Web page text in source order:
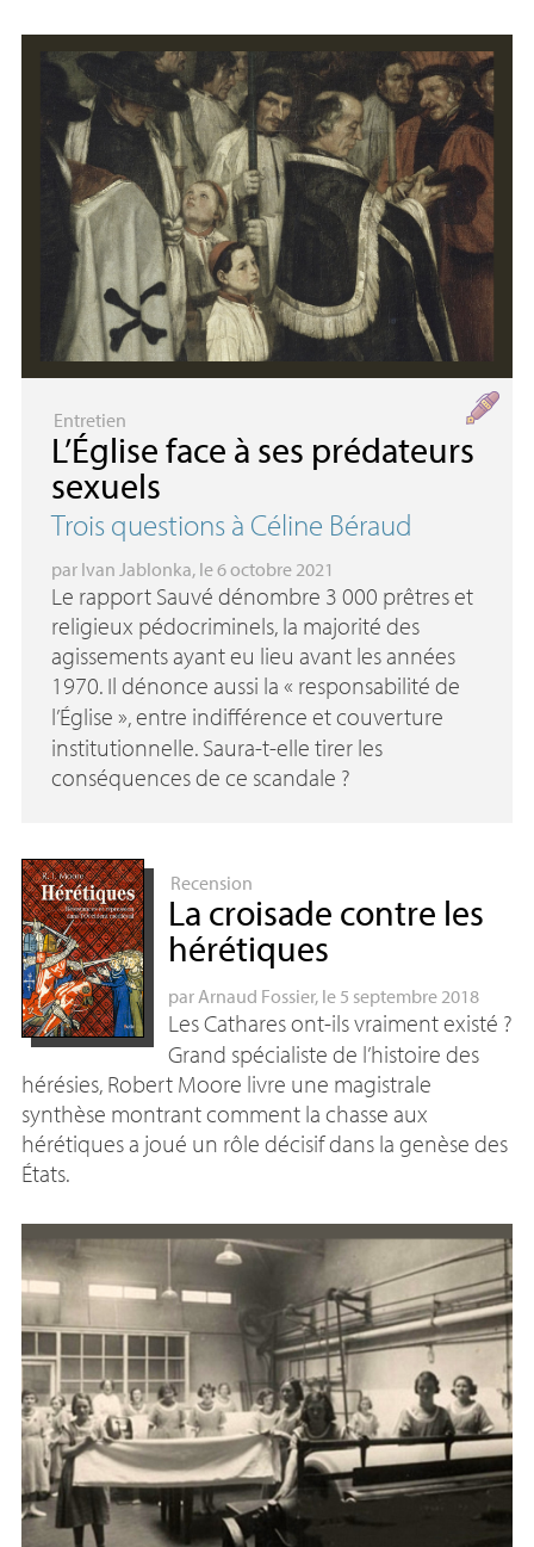
Entretien
L’Église face à ses prédateurs
sexuels
Trois questions à Céline Béraud
par Ivan Jablonka, le 6 octobre 2021
Le rapport Sauvé dénombre 3 000 prêtres et
religieux pédocriminels, la majorité des
agissements ayant eu lieu avant les années
1970. Il dénonce aussi la « responsabilité de
l’Église », entre indifférence et couverture
institutionnelle. Saura-t-elle tirer les
conséquences de ce scandale ?
Recension
La croisade contre les
hérétiques
parArnaud Fossier, le 5 septembre 2018
Les Cathares ont-ils vraiment existé ?
Grand spécialiste de l’histoire des
hérésies, Robert Moore livre une magistrale
synthèse montrant comment la chasse aux
hérétiques a joué un rôle décisif dans la genèse des
États.